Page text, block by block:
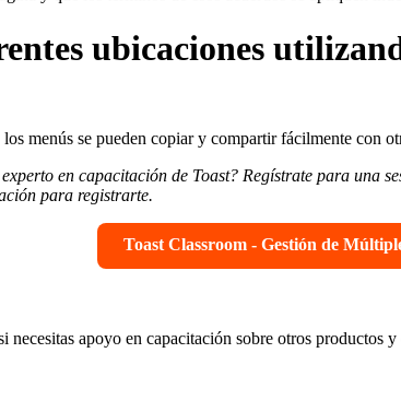
ubicaciones
menús se pueden copiar y compartir fácilmente con
en capacitación de Toast? Regístrate para una
para registrarte.
Toast Classroom - Gestión de
necesitas apoyo en capacitación sobre otros productos y